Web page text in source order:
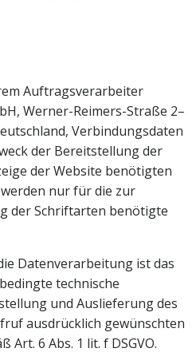
Auftragsverarbeiter
Werner-Reimers-Straße 2–
Verbindungsdaten
der Bereitstellung der
der Website benötigten
nur für die zur
der Schriftarten benötigte
Datenverarbeitung ist das
technische
und Auslieferung des
ausdrücklich gewünschten
Art. 6 Abs. 1 lit. f DSGVO.